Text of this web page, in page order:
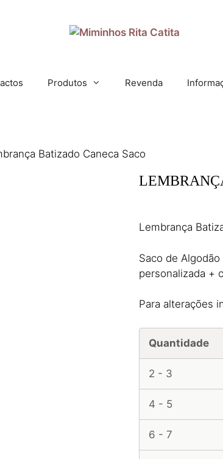
Produtos Revenda
Batizado Caneca Saco
Lembrança
Saco de
personalizada +
Para alterações
Quantidade
2 - 3
4 - 5
6 - 7